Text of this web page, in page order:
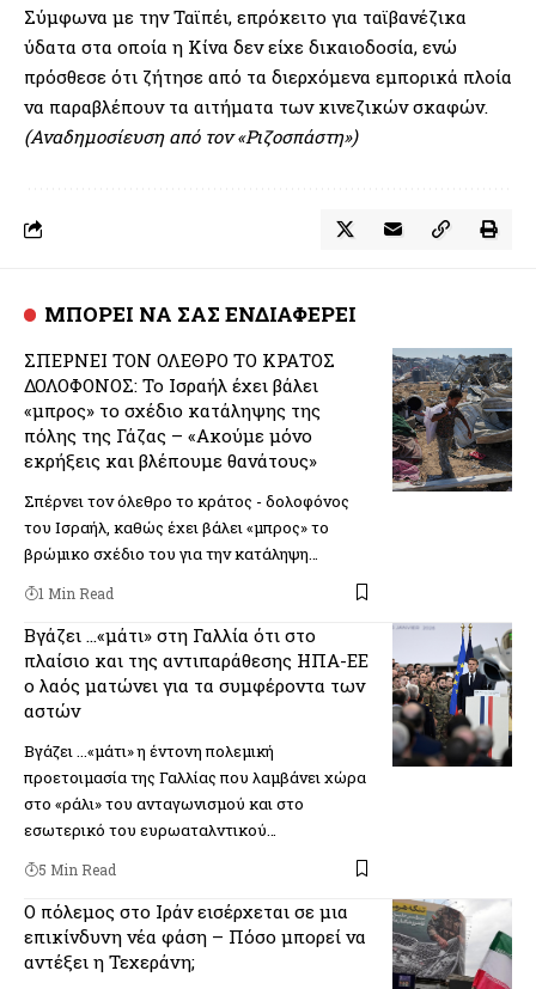
Σύμφωνα με την Ταϊπέι, επρόκειτο για ταϊβανέζικα
ύδατα στα οποία η Κίνα δεν είχε δικαιοδοσία, ενώ
πρόσθεσε ότι ζήτησε από τα διερχόμενα εμπορικά πλοία
να παραβλέπουν τα αιτήματα των κινεζικών σκαφών.
(Αναδημοσίευση από τον «Ριζοσπάστη»)
ΜΠΟΡΕΙ ΝΑ ΣΑΣ ΕΝΔΙΑΦΕΡΕΙ
ΣΠΕΡΝΕΙ ΤΟΝ ΟΛΕΘΡΟ ΤΟ ΚΡΑΤΟΣ
ΔΟΛΟΦΟΝΟΣ: Το Ισραήλ έχει βάλει
«μπρος» το σχέδιο κατάληψης της
πόλης της Γάζας – «Ακούμε μόνο
εκρήξεις και βλέπουμε θανάτους»
Σπέρνει τον όλεθρο το κράτος - δολοφόνος
του Ισραήλ, καθώς έχει βάλει «μπρος» το
βρώμικο σχέδιο του για την κατάληψη…
1 Min Read
Βγάζει …«μάτι» στη Γαλλία ότι στο
πλαίσιο και της αντιπαράθεσης ΗΠΑ-ΕΕ
ο λαός ματώνει για τα συμφέροντα των
αστών
Βγάζει ...«μάτι» η έντονη πολεμική
προετοιμασία της Γαλλίας που λαμβάνει χώρα
στο «ράλι» του ανταγωνισμού και στο
εσωτερικό του ευρωαταλντικού…
5 Min Read
Ο πόλεμος στο Ιράν εισέρχεται σε μια
επικίνδυνη νέα φάση – Πόσο μπορεί να
αντέξει η Τεχεράνη;